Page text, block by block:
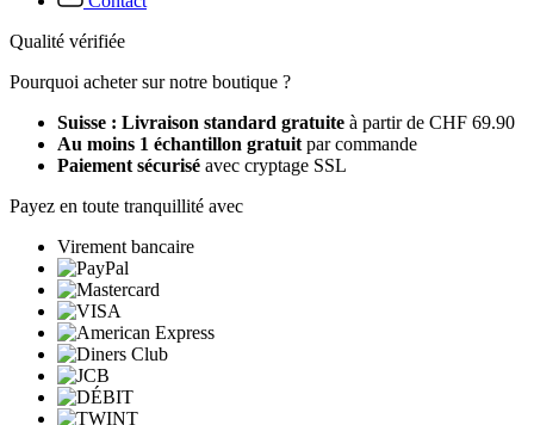
Qualité vérifiée
Pourquoi acheter sur notre boutique ?
Suisse : Livraison standard gratuite à partir de CHF 69.90
Au moins 1 échantillon gratuit par commande
Paiement sécurisé avec cryptage SSL
Payez en toute tranquillité avec
Virement bancaire